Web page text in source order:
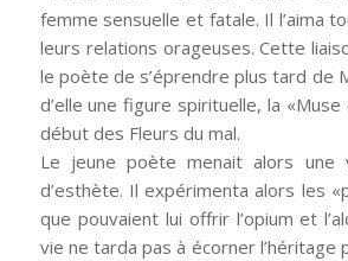
femme sensuelle et fatale. Il l’aima
leurs relations orageuses. Cette
le poète de s’éprendre plus tard de
d’elle une figure spirituelle, la
début des Fleurs du mal.
Le jeune poète menait alors
d’esthète. Il expérimenta alors les
que pouvaient lui offrir l’opium et
vie ne tarda pas à écorner l’héritage